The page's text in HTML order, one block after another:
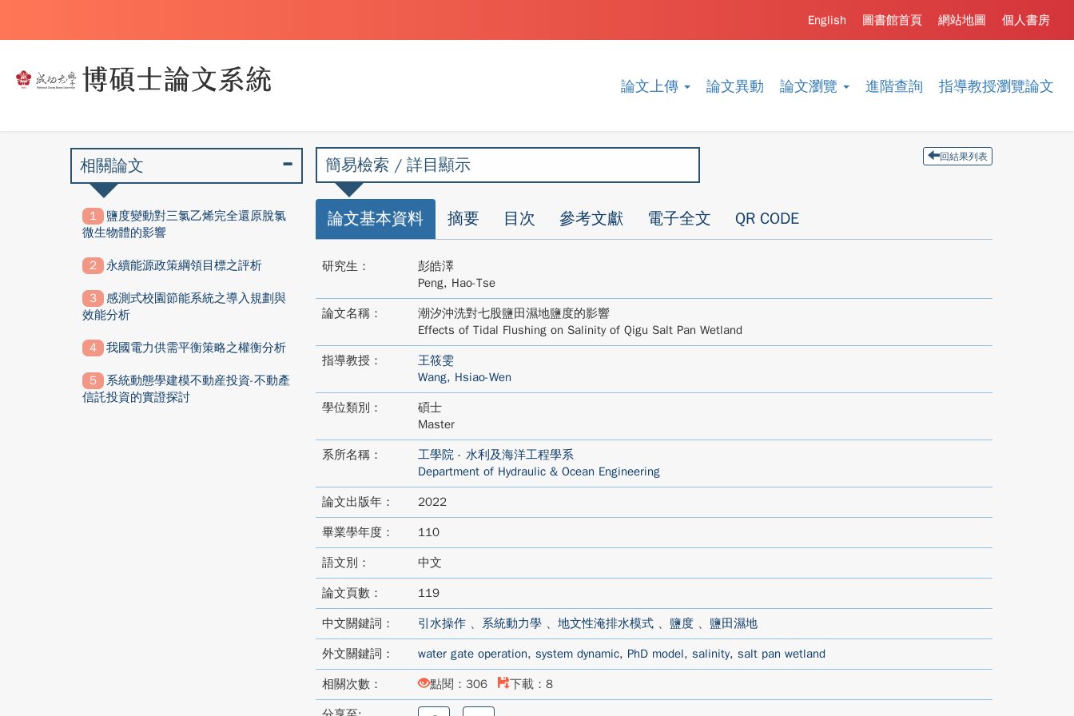
論文上傳 論文異動 論文瀏覽 進階查詢 指導教授瀏覽論文
個人書房
網站地圖
圖書館首頁
English
簡易檢索 / 詳目顯示 回結果列表
論文基本資料 摘要 目次 參考文獻 電子全文 QR CODE
研究生：
彭皓澤
Peng, Hao-Tse
論文名稱：
潮汐沖洗對七股鹽田濕地鹽度的影響
Effects of Tidal Flushing on Salinity of Qigu Salt Pan Wetland
指導教授：
王筱雯
Wang, Hsiao-Wen
學位類別：
碩士
Master
系所名稱：
工學院 - 水利及海洋工程學系
Department of Hydraulic & Ocean Engineering
論文出版年： 2022
畢業學年度： 110
語文別： 中文
論文頁數： 119
中文關鍵詞： 引水操作、 系統動力學、 地文性淹排水模式、 鹽度、 鹽田濕地
外文關鍵詞： water gate operation, system dynamic, PhD model, salinity, salt pan wetland
相關次數： 點閱：306 下載：8
相關論文
鹽度變動對三氯乙烯完全還原脫氯
微生物體的影響
永續能源政策綱領目標之評析
感測式校園節能系統之導入規劃與
效能分析
我國電力供需平衡策略之權衡分析
系統動態學建模不動産投資-不動產
信託投資的實證探討